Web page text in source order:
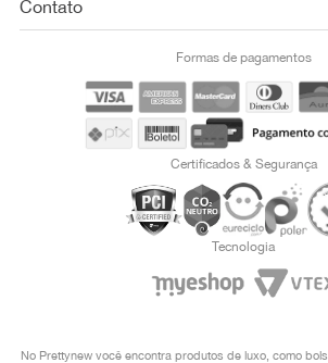
Contato
Formas de pagamentos
Certificados & Segurança
Tecnologia
No Prettynew você encontra produtos de luxo, como